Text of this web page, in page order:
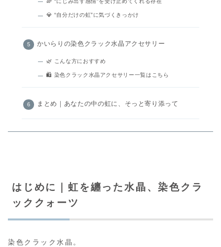
💎 “自分だけの虹”に気づくきっかけ
かいらりの染色クラック水晶アクセサリー
🌿 こんな方におすすめ
🛍️ 染色クラック水晶アクセサリー一覧はこちら
まとめ｜あなたの中の虹に、そっと寄り添って
はじめに｜虹を纏った水晶、染色クラ
ッククォーツ
染色クラック水晶。